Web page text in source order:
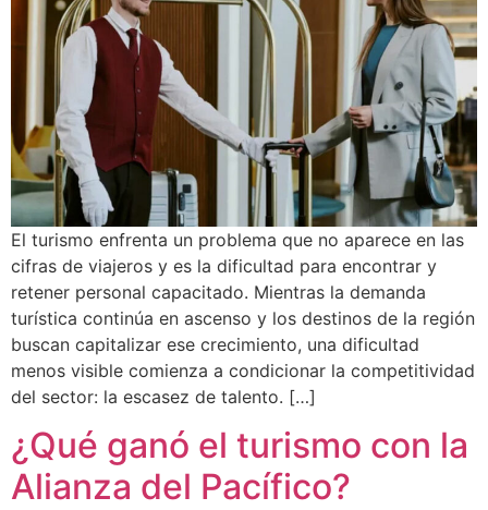
El turismo enfrenta un problema que no aparece en las
cifras de viajeros y es la dificultad para encontrar y
retener personal capacitado. Mientras la demanda
turística continúa en ascenso y los destinos de la región
buscan capitalizar ese crecimiento, una dificultad
menos visible comienza a condicionar la competitividad
del sector: la escasez de talento. […]
¿Qué ganó el turismo con la
Alianza del Pacífico?